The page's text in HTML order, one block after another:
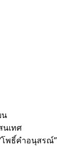
น
นเทศ
โพธิ์คำอนุสรณ์”